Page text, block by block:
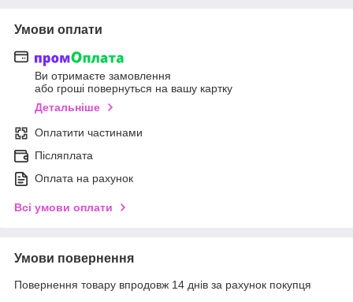
Умови оплати
Ви отримаєте замовлення
або гроші повернуться на вашу картку
Детальніше
Оплатити частинами
Післяплата
Оплата на рахунок
Всі умови оплати
Умови повернення
Повернення товару впродовж 14 днів за рахунок покупця